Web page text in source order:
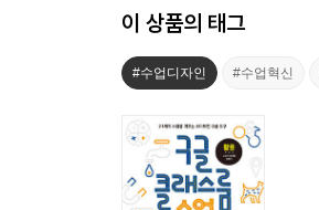
이 상품의 태그
#수업디자인 #수업혁신